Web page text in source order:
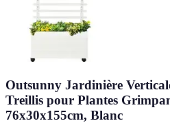
Outsunny Jardinière
Treillis pour Plantes
76x30x155cm, Blanc